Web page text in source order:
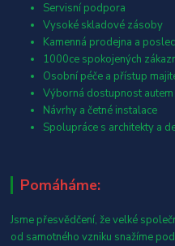
Servisní podpora
Vysoké skladové zásoby
Kamenná prodejna a
1000ce spokojených
Osobní péče a přístup
Výborná dostupnost
Návrhy a četné instalace
Spolupráce s architekty a
Pomáháme:
Jsme přesvědčení, že velké
od samotného vzniku snažíme